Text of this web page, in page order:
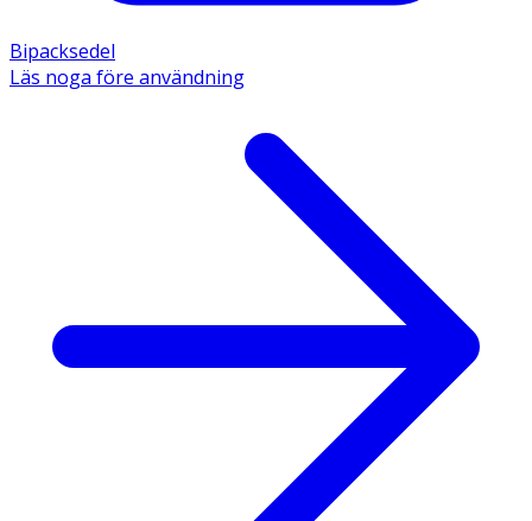
Bipacksedel
Läs noga före användning